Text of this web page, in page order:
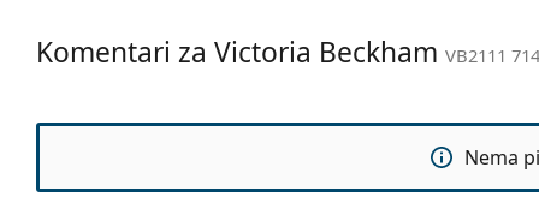
Komentari za Victoria Beckham VB2111
Nema